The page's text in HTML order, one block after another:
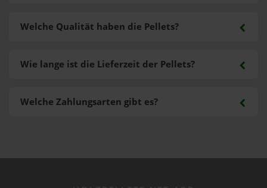
Welche Zahlungsarten gibt es?
Welche Qualität haben die Pellets?
Wie lange ist die Lieferzeit der Pellets?